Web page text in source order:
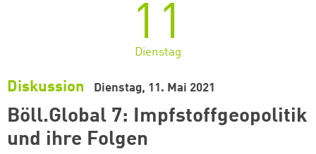
11
Dienstag
Diskussion Dienstag, 11. Mai 2021
Böll.Global 7: Impfstoffgeopolitik
und ihre Folgen